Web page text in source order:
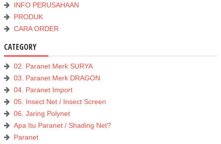
INFO PERUSAHAAN
PRODUK
CARA ORDER
CATEGORY
02. Paranet Merk SURYA
03. Paranet Merk DRAGON
04. Paranet Import
05. Insect Net / Insect Screen
06. Jaring Polynet
Apa Itu Paranet / Shading Net?
Paranet